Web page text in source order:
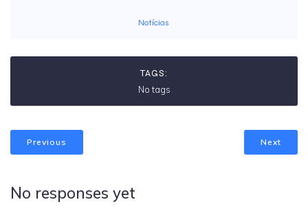
Notícias
TAGS:
No tags
Previous Next
No responses yet